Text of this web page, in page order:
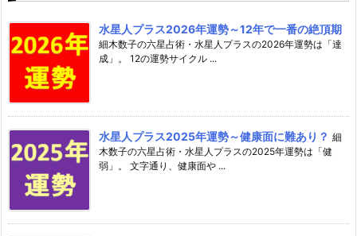
水星人プラス2026年運勢～12年で一番の絶頂期
細木数子の六星占術・水星人プラスの2026年運勢は「達
成」。 12の運勢サイクル ...
水星人プラス2025年運勢～健康面に難あり？ 細
木数子の六星占術・水星人プラスの2025年運勢は「健
弱」。 文字通り、健康面や ...